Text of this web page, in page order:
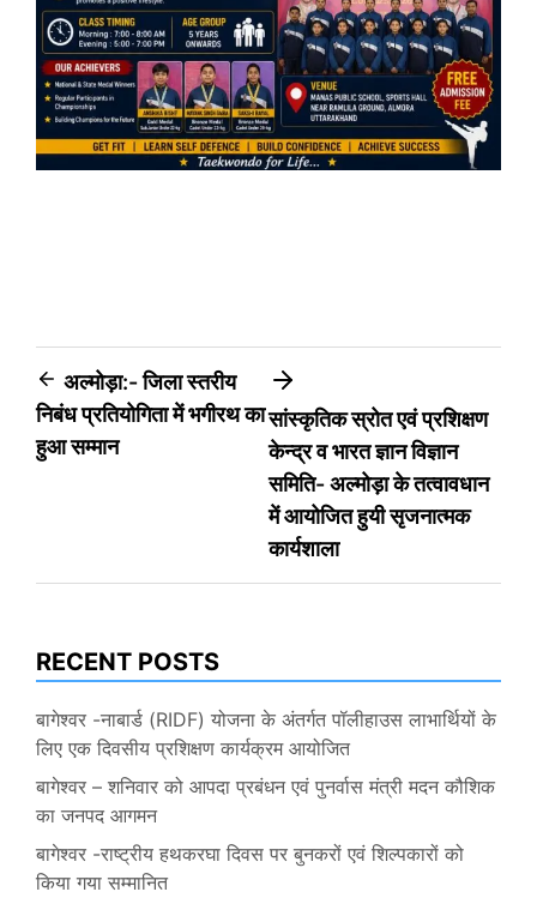
Post
navigation
अल्मोड़ा:- जिला स्तरीय
निबंध प्रतियोगिता में भगीरथ का
हुआ सम्मान
सांस्कृतिक स्रोत एवं प्रशिक्षण
केन्द्र व भारत ज्ञान विज्ञान
समिति- अल्मोड़ा के तत्वावधान
में आयोजित हुयी सृजनात्मक
कार्यशाला
RECENT POSTS
बागेश्वर -नाबार्ड (RIDF) योजना के अंतर्गत पॉलीहाउस लाभार्थियों के
लिए एक दिवसीय प्रशिक्षण कार्यक्रम आयोजित
बागेश्वर – शनिवार को आपदा प्रबंधन एवं पुनर्वास मंत्री मदन कौशिक
का जनपद आगमन
बागेश्वर -राष्ट्रीय हथकरघा दिवस पर बुनकरों एवं शिल्पकारों को
किया गया सम्मानित